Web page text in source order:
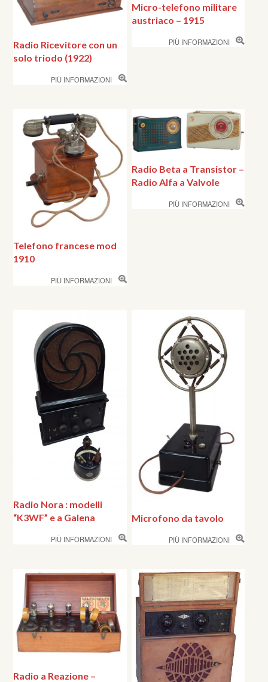
Radio Ricevitore con un
solo triodo (1922)
PIÙ INFORMAZIONI
Micro-telefono militare
austriaco – 1915
PIÙ INFORMAZIONI
Telefono francese mod
1910
PIÙ INFORMAZIONI
Radio Beta a Transistor –
Radio Alfa a Valvole
PIÙ INFORMAZIONI
Radio Nora : modelli
“K3WF” e a Galena
PIÙ INFORMAZIONI
Microfono da tavolo
PIÙ INFORMAZIONI
Radio a Reazione –